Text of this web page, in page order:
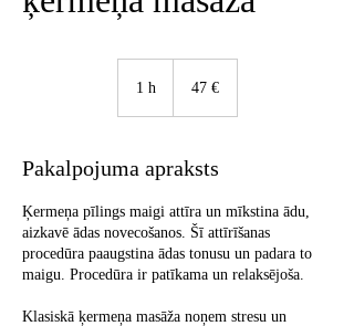
1 h1 47 €
Pakalpojuma apraksts
Ķermeņa pīlings maigi attīra un mīkstina ādu,
aizkavē ādas novecošanos. Šī attīrīšanas
procedūra paaugstina ādas tonusu un padara to
maigu. Procedūra ir patīkama un relaksējoša.
Klasiskā ķermeņa masāža noņem stresu un